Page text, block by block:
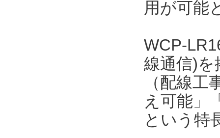
用が可能
WCP-
線通信)を
（配線
え可能」
という特